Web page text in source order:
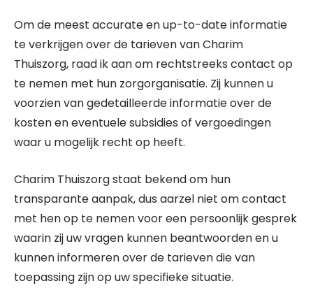
Om de meest accurate en up-to-date informatie
te verkrijgen over de tarieven van Charim
Thuiszorg, raad ik aan om rechtstreeks contact op
te nemen met hun zorgorganisatie. Zij kunnen u
voorzien van gedetailleerde informatie over de
kosten en eventuele subsidies of vergoedingen
waar u mogelijk recht op heeft.
Charim Thuiszorg staat bekend om hun
transparante aanpak, dus aarzel niet om contact
met hen op te nemen voor een persoonlijk gesprek
waarin zij uw vragen kunnen beantwoorden en u
kunnen informeren over de tarieven die van
toepassing zijn op uw specifieke situatie.